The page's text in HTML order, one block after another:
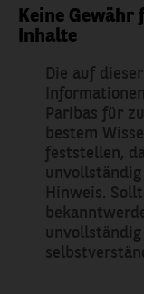
Keine
Inhalte
Die auf
Paribas für
bestem
feststellen,
Hinweis.